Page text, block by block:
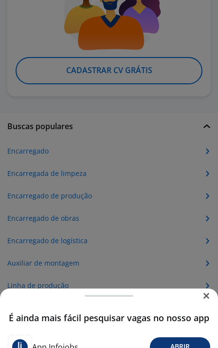
CADASTRAR CV GRÁTIS
Buscas populares
Encarregado
Encarregada de limpeza
Encarregado de produção
Encarregado de obras
Encarregado de logística
Auxiliar de montagem
Linha de produção
É ainda mais fácil pesquisar vagas no nosso app